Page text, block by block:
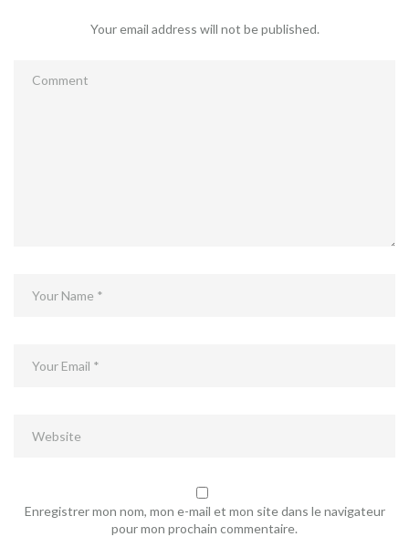
Your email address will not be published.
Enregistrer mon nom, mon e-mail et mon site dans le navigateur
pour mon prochain commentaire.